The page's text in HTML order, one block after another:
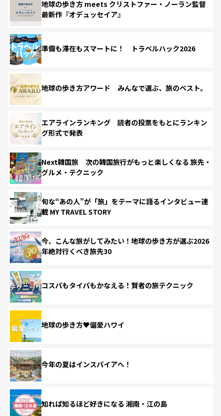
地球の歩き方 meets クリストファー・ノーラン監督
最新作『オデュッセイア』
準備も滞在もスマートに！ トラベルハック2026
地球の歩き方アワード みんなで選ぶ、旅のベスト。
エアラインランキング 読者の投票をもとにランキン
グ形式で発表
Next韓国旅 次の韓国旅行がもっと楽しくなる 旅先・
グルメ・テクニック
旬な“あの人”が「旅」をテーマに語るインタビュー連
載 MY TRAVEL STORY
今、こんな旅がしてみたい！地球の歩き方が選ぶ2026
年絶対行くべき旅先30
コスパもタイパもかなえる！賢者の旅テクニック
地球の歩き方♥偏愛ハワイ
今年の夏はインスパイアへ！
知れば知るほど好きになる 湘南・江の島